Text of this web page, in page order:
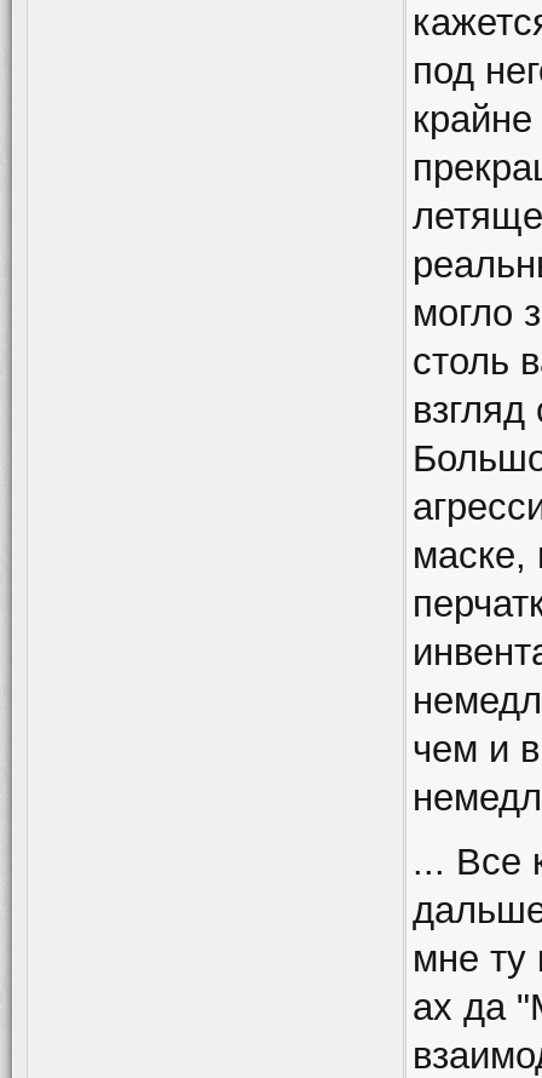
под
могло
столь
маске,
чем и
... Все
мне ту
ах да